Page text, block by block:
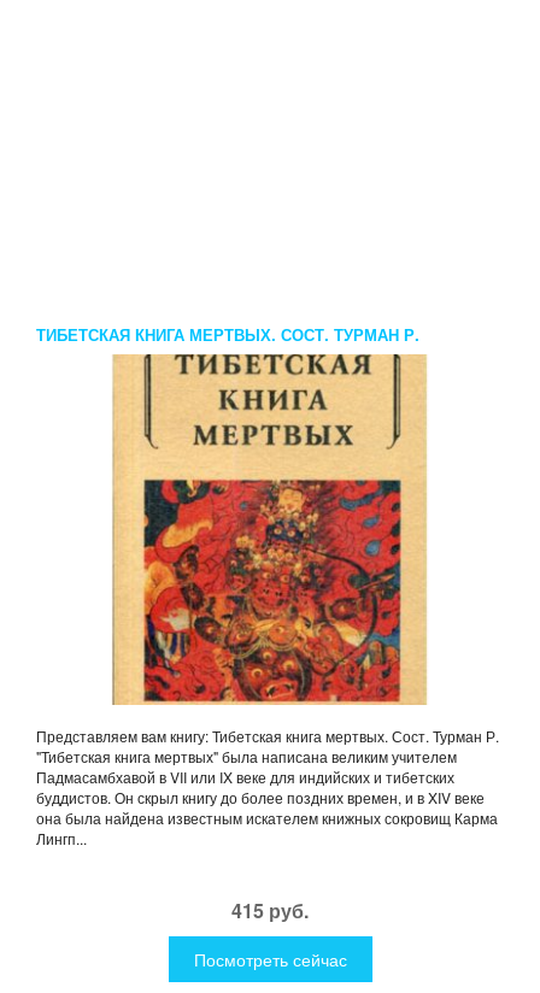
ТИБЕТСКАЯ КНИГА МЕРТВЫХ. СОСТ. ТУРМАН Р.
Представляем вам книгу: Тибетская книга мертвых. Сост. Турман Р.
"Тибетская книга мертвых" была написана великим учителем
Падмасамбхавой в VII или IX веке для индийских и тибетских
буддистов. Он скрыл книгу до более поздних времен, и в XIV веке
она была найдена известным искателем книжных сокровищ Карма
Лингп...
415 руб.
Посмотреть сейчас